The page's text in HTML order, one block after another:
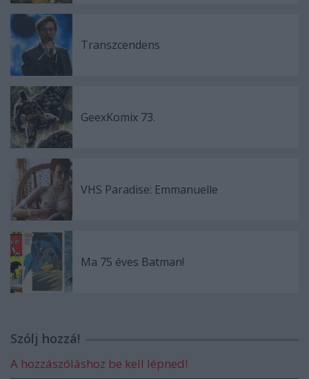
Transzcendens
GeexKomix 73.
VHS Paradise: Emmanuelle
Ma 75 éves Batman!
Szólj hozzá!
A hozzászóláshoz be kell lépned!